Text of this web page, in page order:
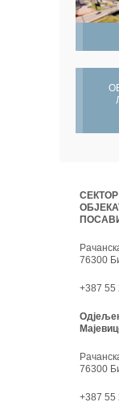
76300
+387 55
76300
+387 55